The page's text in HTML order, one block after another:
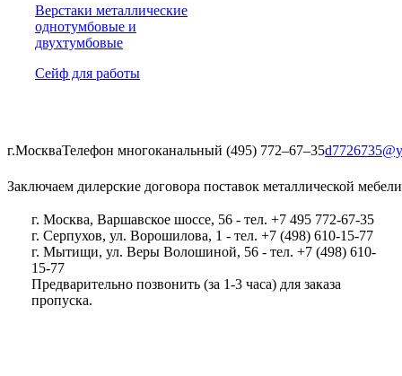
Верстаки металлические
однотумбовые и
двухтумбовые
Сейф для работы
г.МоскваТелефон многоканальный (495) 772‒67‒35
Заключаем дилерские договора поставок металлической мебели
г. Москва, Варшавское шоссе, 56 - тел. +7 495 772-67-35
г. Серпухов, ул. Ворошилова, 1 - тел. +7 (498) 610-15-77
г. Мытищи, ул. Веры Волошиной, 56 - тел. +7 (498) 610-
15-77
Предварительно позвонить (за 1-3 часа) для заказа
пропуска.